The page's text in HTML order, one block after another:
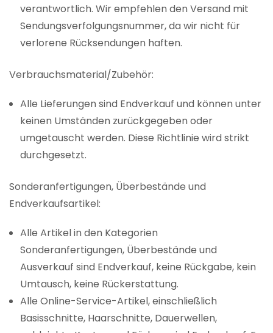
verantwortlich. Wir empfehlen den Versand mit
Sendungsverfolgungsnummer, da wir nicht für
verlorene Rücksendungen haften.
Verbrauchsmaterial/Zubehör:
Alle Lieferungen sind Endverkauf und können unter
keinen Umständen zurückgegeben oder
umgetauscht werden. Diese Richtlinie wird strikt
durchgesetzt.
Sonderanfertigungen, Überbestände und
Endverkaufsartikel:
Alle Artikel in den Kategorien
Sonderanfertigungen, Überbestände und
Ausverkauf sind Endverkauf, keine Rückgabe, kein
Umtausch, keine Rückerstattung.
Alle Online-Service-Artikel, einschließlich
Basisschnitte, Haarschnitte, Dauerwellen,